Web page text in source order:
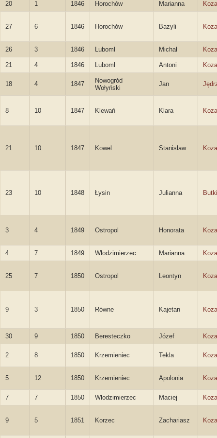
20 1 1846 Horochów Marianna
27 6 1846 Horochów Bazyli
26 3 1846 Luboml Michał
21 4 1846 Luboml Antoni
18 4 1847
Nowogród
Wołyński
Jan
8 10 1847 Klewań Klara
21 10 1847 Kowel Stanisław
23 10 1848 Łysin Julianna
3 4 1849 Ostropol Honorata
4 7 1849 Włodzimierzec Marianna
25 7 1850 Ostropol Leontyn
9 3 1850 Równe Kajetan
30 9 1850 Beresteczko Józef
2 8 1850 Krzemieniec Tekla
5 12 1850 Krzemieniec Apolonia
7 7 1850 Włodzimierzec Maciej
9 5 1851 Korzec Zachariasz